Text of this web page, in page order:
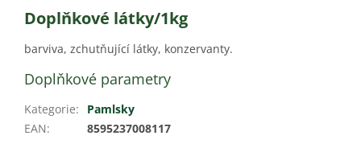
Doplňkové látky/1kg
barviva, zchutňující látky, konzervanty.
Doplňkové parametry
Kategorie:
Pamlsky
EAN: 8595237008117